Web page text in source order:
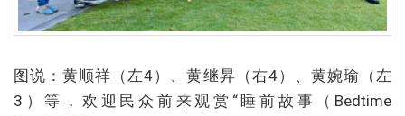
图说：黄顺祥（左4）、黄继昇（右4）、黄婉瑜（左
3）等，欢迎民众前来观赏“睡前故事（Bedtime